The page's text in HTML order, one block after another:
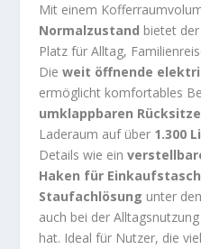
Mit einem
Normalzustand bietet
Platz für Alltag,
Die weit öffnende
ermöglicht komfortables
umklappbaren
Laderaum auf über 1.300
Details wie ein
Haken für
Staufachlösung unter
auch bei der
hat. Ideal für Nutzer, die